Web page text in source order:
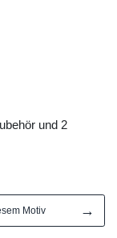
und 2
Motiv →